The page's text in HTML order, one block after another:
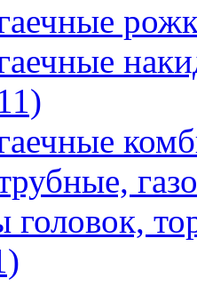
головок,